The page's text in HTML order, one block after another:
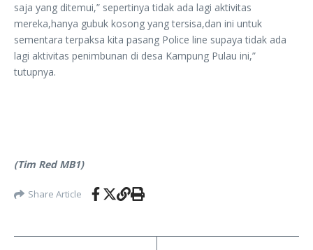
saja yang ditemui,” sepertinya tidak ada lagi aktivitas
mereka,hanya gubuk kosong yang tersisa,dan ini untuk
sementara terpaksa kita pasang Police line supaya tidak ada
lagi aktivitas penimbunan di desa Kampung Pulau ini,”
tutupnya.
(Tim Red MB1)
Share Article